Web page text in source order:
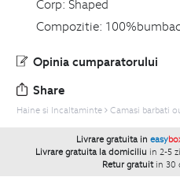
Corp: Shaped
Compozitie: 100%bumbac
Opinia cumparatorului
Share
Haine si Incaltaminte Camasi barbati
Livrare gratuita in easy
Livrare gratuita la domiciliu in 2-5
Retur gratuit in 30